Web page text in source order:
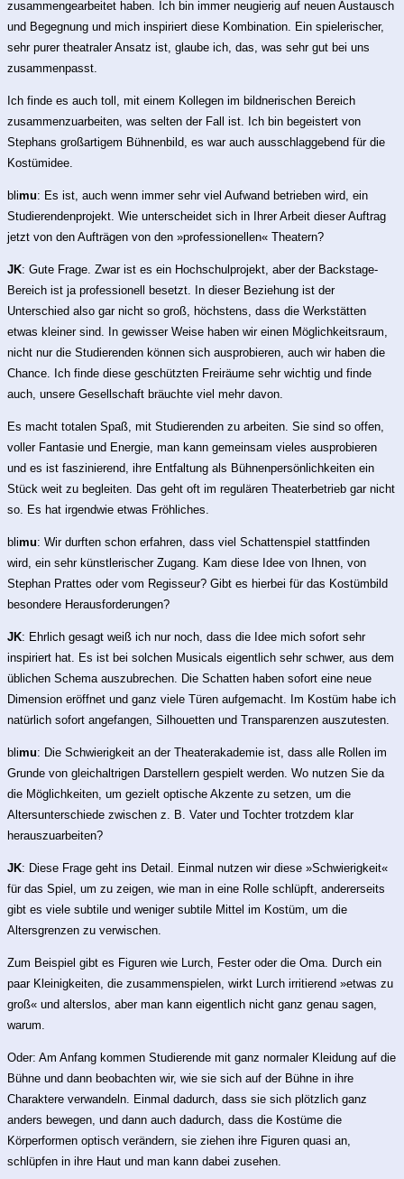
zusammengearbeitet haben. Ich bin immer neugierig auf neuen Austausch
und Begegnung und mich inspiriert diese Kombination. Ein spielerischer,
sehr purer theatraler Ansatz ist, glaube ich, das, was sehr gut bei uns
zusammenpasst.
Ich finde es auch toll, mit einem Kollegen im bildnerischen Bereich
zusammenzuarbeiten, was selten der Fall ist. Ich bin begeistert von
Stephans großartigem Bühnenbild, es war auch ausschlaggebend für die
Kostümidee.
blimu: Es ist, auch wenn immer sehr viel Aufwand betrieben wird, ein
Studierendenprojekt. Wie unterscheidet sich in Ihrer Arbeit dieser Auftrag
jetzt von den Aufträgen von den »professionellen« Theatern?
JK: Gute Frage. Zwar ist es ein Hochschulprojekt, aber der Backstage-
Bereich ist ja professionell besetzt. In dieser Beziehung ist der
Unterschied also gar nicht so groß, höchstens, dass die Werkstätten
etwas kleiner sind. In gewisser Weise haben wir einen Möglichkeitsraum,
nicht nur die Studierenden können sich ausprobieren, auch wir haben die
Chance. Ich finde diese geschützten Freiräume sehr wichtig und finde
auch, unsere Gesellschaft bräuchte viel mehr davon.
Es macht totalen Spaß, mit Studierenden zu arbeiten. Sie sind so offen,
voller Fantasie und Energie, man kann gemeinsam vieles ausprobieren
und es ist faszinierend, ihre Entfaltung als Bühnenpersönlichkeiten ein
Stück weit zu begleiten. Das geht oft im regulären Theaterbetrieb gar nicht
so. Es hat irgendwie etwas Fröhliches.
blimu: Wir durften schon erfahren, dass viel Schattenspiel stattfinden
wird, ein sehr künstlerischer Zugang. Kam diese Idee von Ihnen, von
Stephan Prattes oder vom Regisseur? Gibt es hierbei für das Kostümbild
besondere Herausforderungen?
JK: Ehrlich gesagt weiß ich nur noch, dass die Idee mich sofort sehr
inspiriert hat. Es ist bei solchen Musicals eigentlich sehr schwer, aus dem
üblichen Schema auszubrechen. Die Schatten haben sofort eine neue
Dimension eröffnet und ganz viele Türen aufgemacht. Im Kostüm habe ich
natürlich sofort angefangen, Silhouetten und Transparenzen auszutesten.
blimu: Die Schwierigkeit an der Theaterakademie ist, dass alle Rollen im
Grunde von gleichaltrigen Darstellern gespielt werden. Wo nutzen Sie da
die Möglichkeiten, um gezielt optische Akzente zu setzen, um die
Altersunterschiede zwischen z. B. Vater und Tochter trotzdem klar
herauszuarbeiten?
JK: Diese Frage geht ins Detail. Einmal nutzen wir diese »Schwierigkeit«
für das Spiel, um zu zeigen, wie man in eine Rolle schlüpft, andererseits
gibt es viele subtile und weniger subtile Mittel im Kostüm, um die
Altersgrenzen zu verwischen.
Zum Beispiel gibt es Figuren wie Lurch, Fester oder die Oma. Durch ein
paar Kleinigkeiten, die zusammenspielen, wirkt Lurch irritierend »etwas zu
groß« und alterslos, aber man kann eigentlich nicht ganz genau sagen,
warum.
Oder: Am Anfang kommen Studierende mit ganz normaler Kleidung auf die
Bühne und dann beobachten wir, wie sie sich auf der Bühne in ihre
Charaktere verwandeln. Einmal dadurch, dass sie sich plötzlich ganz
anders bewegen, und dann auch dadurch, dass die Kostüme die
Körperformen optisch verändern, sie ziehen ihre Figuren quasi an,
schlüpfen in ihre Haut und man kann dabei zusehen.